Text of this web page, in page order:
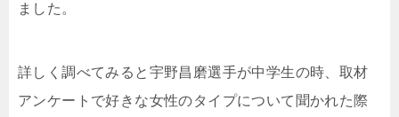
ました。
詳しく調べてみると宇野昌磨選手が中学生の時、取材
アンケートで好きな女性のタイプについて聞かれた際